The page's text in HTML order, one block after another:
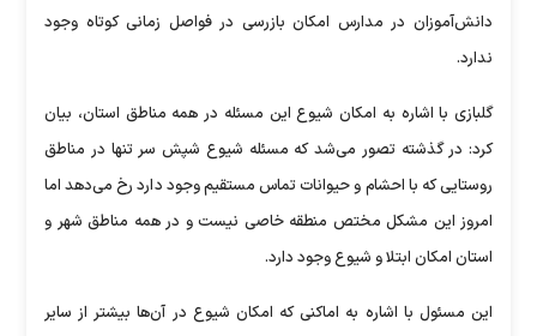
دانش‌آموزان در مدارس امکان بازرسی در فواصل زمانی کوتاه وجود
ندارد.
گلبازی با اشاره به امکان شیوع این مسئله در همه مناطق استان، بیان
کرد: در گذشته تصور می‌شد که مسئله شیوع شپش سر تنها در مناطق
روستایی که با احشام و حیوانات تماس مستقیم وجود دارد رخ می‌دهد اما
امروز این مشکل مختص منطقه خاصی نیست و در همه مناطق شهر و
استان امکان ابتلا و شیوع وجود دارد.
این مسئول با اشاره به اماکنی که امکان شیوع در آن‌ها بیشتر از سایر